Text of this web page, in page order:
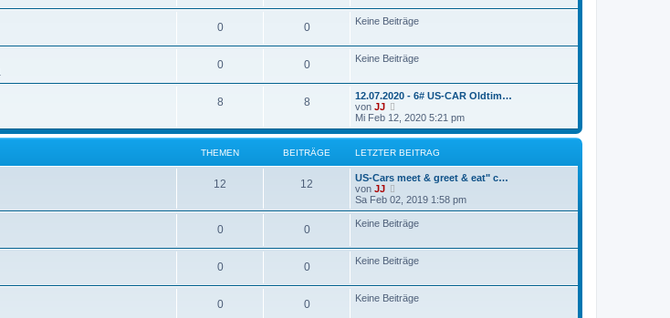
0 0 Keine Beiträge
0 0 Keine Beiträge
8 8
12.07.2020 - 6# US-CAR Oldtim…
von JJ
e
u
e
s
r
e
i
t
a
g
Mi Feb 12, 2020 5:21 pm
THEMEN BEITRÄGE LETZTER BEITRAG
12 12
US-Cars meet & greet & eat" c…
von JJ
e
u
e
e
r
e
i
Sa Feb 02, 2019 1:58 pm
0 0 Keine Beiträge
0 0 Keine Beiträge
0 0 Keine Beiträge